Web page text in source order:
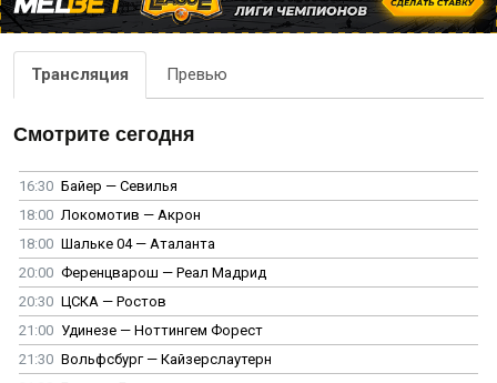
Трансляция Превью
Смотрите сегодня
16:30 Байер — Севилья
18:00 Локомотив — Акрон
18:00 Шальке 04 — Аталанта
20:00 Ференцварош — Реал Мадрид
20:30 ЦСКА — Ростов
21:00 Удинезе — Ноттингем Форест
21:30 Вольфсбург — Кайзерслаутерн